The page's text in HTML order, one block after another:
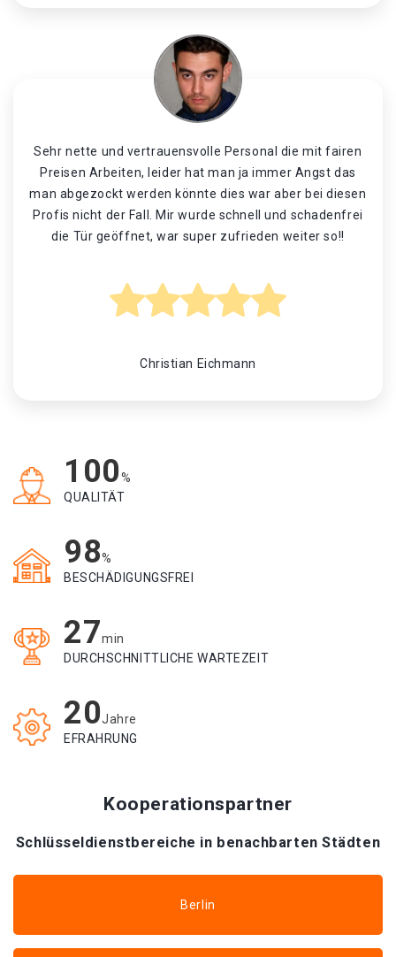
Sehr nette und vertrauensvolle Personal die mit fairen
Preisen Arbeiten, leider hat man ja immer Angst das
man abgezockt werden könnte dies war aber bei diesen
Profis nicht der Fall. Mir wurde schnell und schadenfrei
die Tür geöffnet, war super zufrieden weiter so!!
Christian Eichmann
100%
QUALITÄT
98%
BESCHÄDIGUNGSFREI
27min
DURCHSCHNITTLICHE WARTEZEIT
20Jahre
EFRAHRUNG
Kooperationspartner
Schlüsseldienstbereiche in benachbarten Städten
Berlin